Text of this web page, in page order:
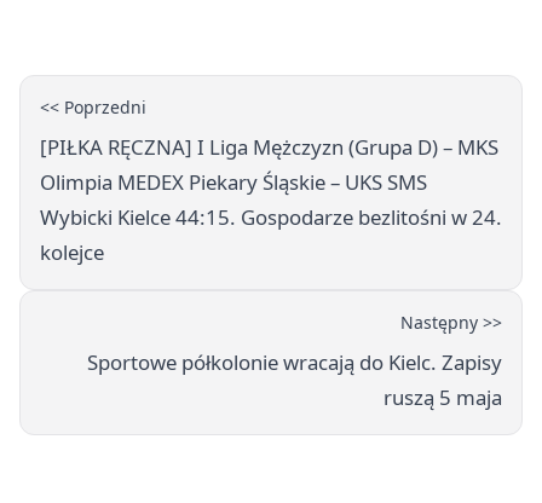
<< Poprzedni
[PIŁKA RĘCZNA] I Liga Mężczyzn (Grupa D) – MKS
Olimpia MEDEX Piekary Śląskie – UKS SMS
Wybicki Kielce 44:15. Gospodarze bezlitośni w 24.
kolejce
Następny >>
Sportowe półkolonie wracają do Kielc. Zapisy
ruszą 5 maja